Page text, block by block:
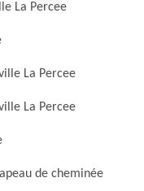
La Percee
La Percee
La Percee
de cheminée